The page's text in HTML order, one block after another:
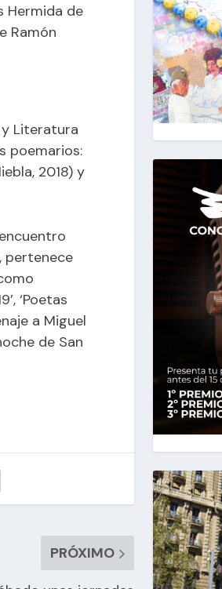
Hermida de
Ramón
Literatura
poemarios:
2018) y
pertenece
‘Poetas
a Miguel
de San
PRÓXIMO